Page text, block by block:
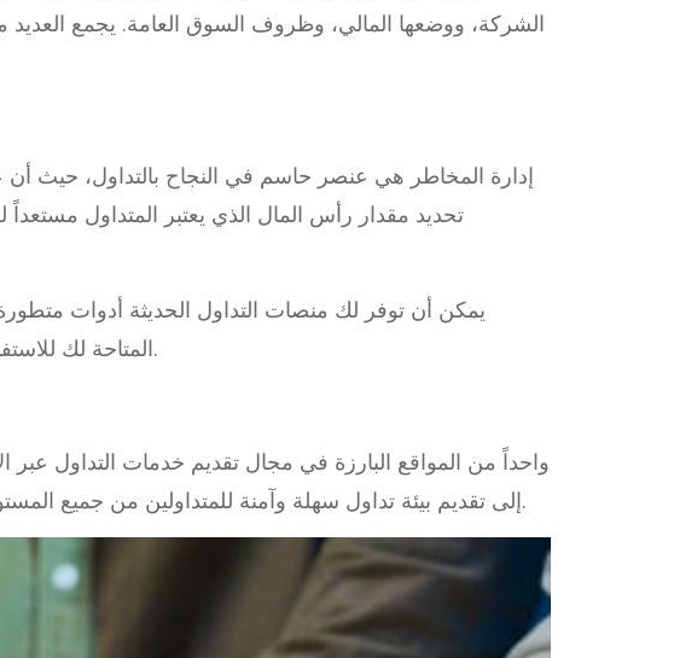
الشركة، ووضعها المالي، وظروف السوق العامة. يجمع
إدارة المخاطر هي عنصر حاسم في النجاح بالتداول، حيث
تحديد مقدار رأس المال الذي يعتبر المتداول
يمكن أن توفر لك منصات التداول الحديثة أدوات
المتاحة لك للاستفادة الكاملة منها في الحد من المخاطر وتعزيز العوائد الممكنة في استراتيجية التداول الخاصة بك.
المالية وخدمات الدعم الفني المتطورة. يسعى Melbet إلى تقديم بيئة تداول سهلة وآمنة للمتداولين من جميع المستويات، مما يجعلها منصة مفضلة للكثيرين.